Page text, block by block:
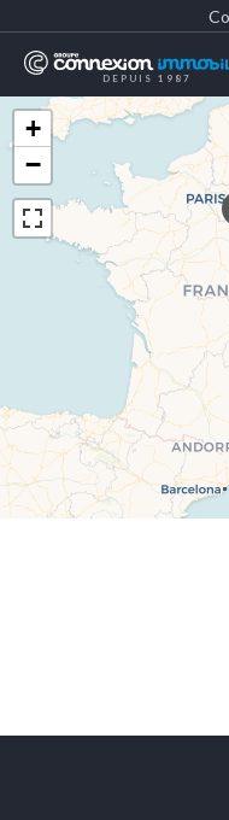
DEPUIS 1987
+
−